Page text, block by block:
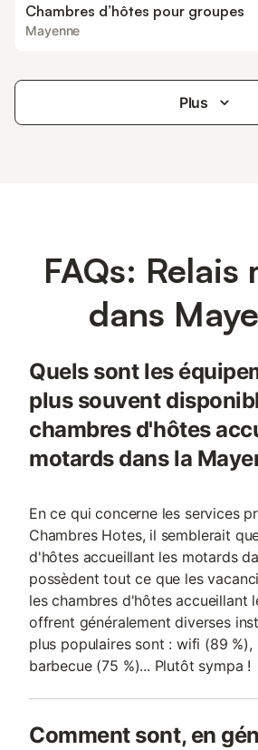
Chambres d’hôtes pour groupes
Mayenne
Plus
FAQs: Relais
dans
Quels sont les
plus souvent
chambres d'hôtes
motards dans la
En ce qui concerne les services
Chambres Hotes, il semblerait
d'hôtes accueillant les motards
possèdent tout ce que les
les chambres d'hôtes accueillant
offrent généralement diverses
plus populaires sont : wifi (89 %),
barbecue (75 %)... Plutôt sympa !
Comment sont, en